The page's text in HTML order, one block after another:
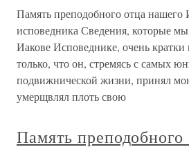
Память преподобного отца нашего
исповедника Сведения, которые
Иакове Исповеднике, очень
только, что он, стремясь с самых
подвижнической жизни, принял
умерщвлял плоть свою
Память